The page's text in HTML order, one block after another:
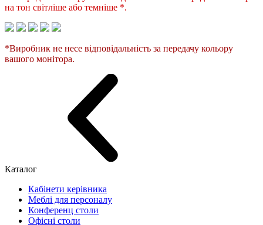
на тон світліше або темніше *.
*Виробник не несе відповідальність за передачу кольору
вашого монітора.
Каталог
Кабінети керівника
Меблі для персоналу
Конференц столи
Офісні столи